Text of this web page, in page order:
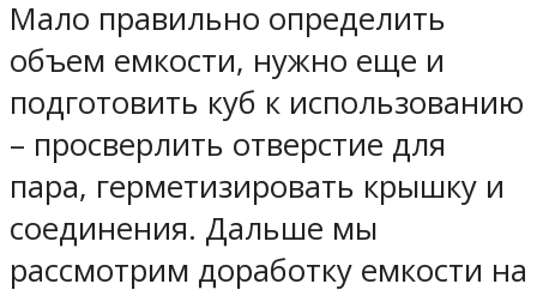
Мало правильно определить
объем емкости, нужно еще и
подготовить куб к использованию
– просверлить отверстие для
пара, герметизировать крышку и
соединения. Дальше мы
рассмотрим доработку емкости на